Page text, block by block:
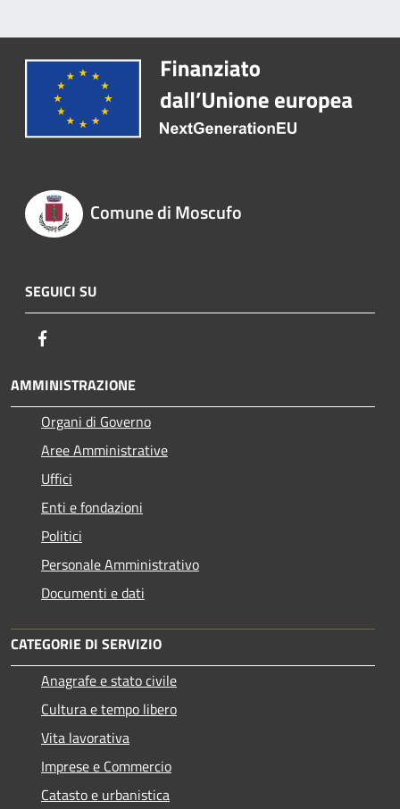
Comune di Moscufo
SEGUICI SU
AMMINISTRAZIONE
Organi di Governo
Aree Amministrative
Uffici
Enti e fondazioni
Politici
Personale Amministrativo
Documenti e dati
CATEGORIE DI SERVIZIO
Anagrafe e stato civile
Cultura e tempo libero
Vita lavorativa
Imprese e Commercio
Catasto e urbanistica